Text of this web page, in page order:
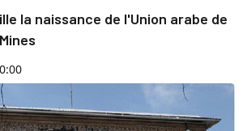
la naissance de l'Union arabe de